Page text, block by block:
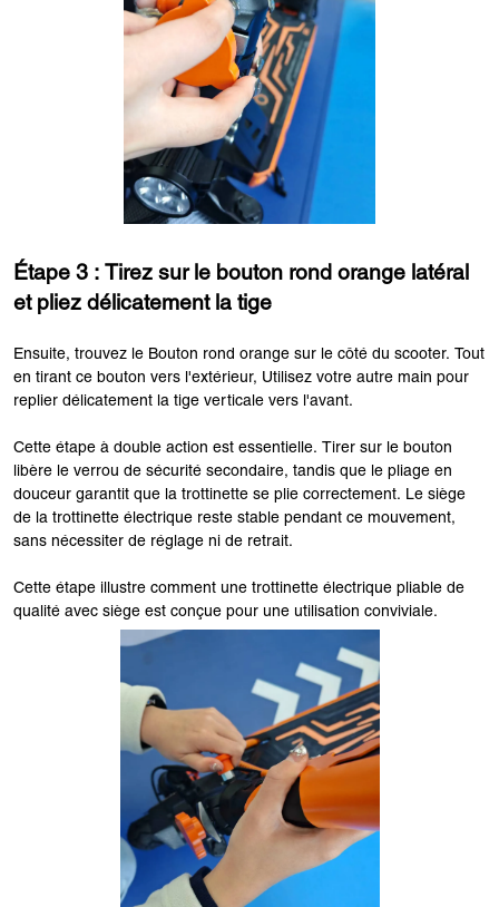
Étape 3 : Tirez sur le bouton rond orange latéral
et pliez délicatement la tige
Ensuite, trouvez le Bouton rond orange sur le côté du scooter. Tout
en tirant ce bouton vers l'extérieur, Utilisez votre autre main pour
replier délicatement la tige verticale vers l'avant.
Cette étape à double action est essentielle. Tirer sur le bouton
libère le verrou de sécurité secondaire, tandis que le pliage en
douceur garantit que la trottinette se plie correctement. Le siège
de la trottinette électrique reste stable pendant ce mouvement,
sans nécessiter de réglage ni de retrait.
Cette étape illustre comment une trottinette électrique pliable de
qualité avec siège est conçue pour une utilisation conviviale.